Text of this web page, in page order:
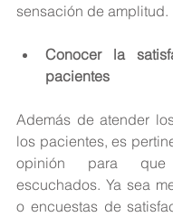
sensación de amplitud.
Conocer la
pacientes
Además de atender
los pacientes, es
opinión para
escuchados. Ya sea
o encuestas de